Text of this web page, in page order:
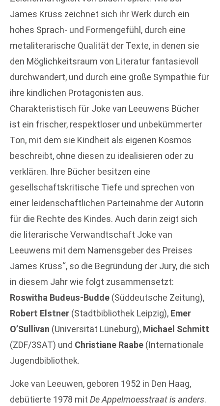
James Krüss zeichnet sich ihr Werk durch ein
hohes Sprach- und Formengefühl, durch eine
metaliterarische Qualität der Texte, in denen sie
den Möglichkeitsraum von Literatur fantasievoll
durchwandert, und durch eine große Sympathie für
ihre kindlichen Protagonisten aus.
Charakteristisch für Joke van Leeuwens Bücher
ist ein frischer, respektloser und unbekümmerter
Ton, mit dem sie Kindheit als eigenen Kosmos
beschreibt, ohne diesen zu idealisieren oder zu
verklären. Ihre Bücher besitzen eine
gesellschaftskritische Tiefe und sprechen von
einer leidenschaftlichen Parteinahme der Autorin
für die Rechte des Kindes. Auch darin zeigt sich
die literarische Verwandtschaft Joke van
Leeuwens mit dem Namensgeber des Preises
James Krüss“, so die Begründung der Jury, die sich
in diesem Jahr wie folgt zusammensetzt:
Roswitha Budeus-Budde (Süddeutsche Zeitung),
Robert Elstner (Stadtbibliothek Leipzig), Emer
O’Sullivan (Universität Lüneburg), Michael Schmitt
(ZDF/3SAT) und Christiane Raabe (Internationale
Jugendbibliothek.
Joke van Leeuwen, geboren 1952 in Den Haag,
debütierte 1978 mit De Appelmoesstraat is anders.